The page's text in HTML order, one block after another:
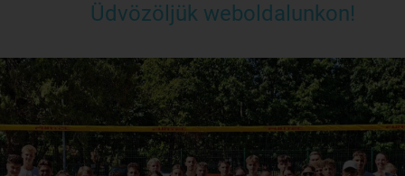
Üdvözöljük weboldalunkon!